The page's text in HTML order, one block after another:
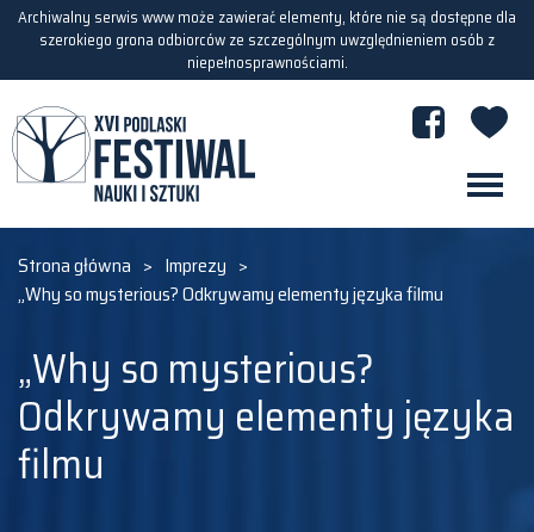
Archiwalny serwis www może zawierać elementy, które nie są dostępne dla
szerokiego grona odbiorców ze szczególnym uwzględnieniem osób z
niepełnosprawnościami.
Strona główna > Imprezy >
„Why so mysterious? Odkrywamy elementy języka filmu
„Why so mysterious?
Odkrywamy elementy języka
filmu